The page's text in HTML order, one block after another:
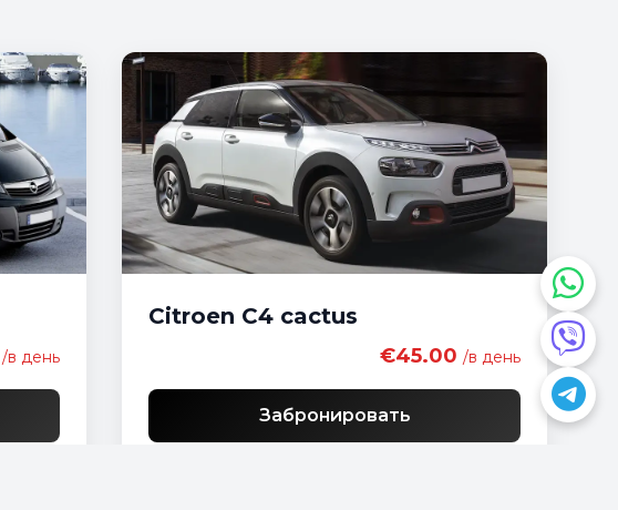
/в день
Citroen C4 cactus
€45.00 /в день
Забронировать